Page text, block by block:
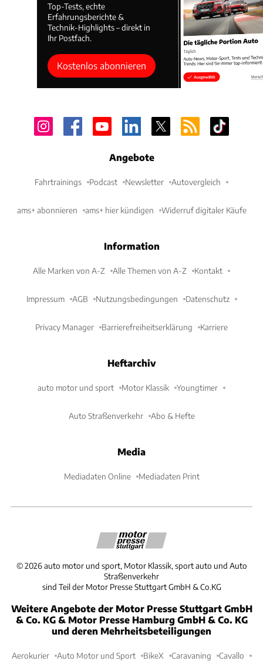
Top-Tests, echte
Erfahrungsberichte &
Technik-Highlights – direkt in
Ihr Postfach.
Kostenlos abonnieren
Angebote
Fahrtrainings Podcast Newsletter Autovergleich
ams+ abonnieren ams+ hier kündigen Widerruf digitaler Käufe
Information
Alle Marken von A-Z Alle Themen von A-Z Kontakt
Impressum AGB Nutzungsbedingungen Datenschutz
Privacy Manager Barrierefreiheitserklärung Karriere
Heftarchiv
auto motor und sport Motor Klassik Youngtimer
Auto Straßenverkehr Abo & Hefte
Media
Mediadaten Online Mediadaten Print
©2026 auto motor und sport, Motor Klassik, sport auto und Auto
Straßenverkehr
sind Teil der Motor Presse Stuttgart GmbH & Co.KG
Weitere Angebote der Motor Presse Stuttgart GmbH
& Co. KG & Motor Presse Hamburg GmbH & Co. KG
und deren Mehrheitsbeteiligungen
Aerokurier Auto Motor und Sport BikeX Caravaning Cavallo